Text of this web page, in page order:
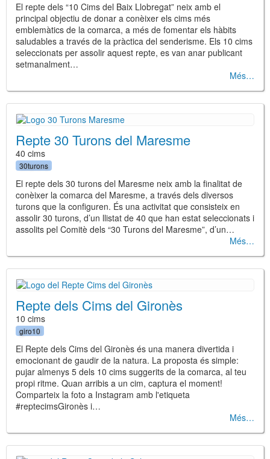
El repte dels “10 Cims del Baix Llobregat” neix amb el
principal objectiu de donar a conèixer els cims més
emblemàtics de la comarca, a més de fomentar els hàbits
saludables a través de la pràctica del senderisme. Els 10 cims
seleccionats per assolir aquest repte, es van anar publicant
setmanalment…
Més
Repte 30 Turons del Maresme
40 cims
30turons
El repte dels 30 turons del Maresme neix amb la finalitat de
conèixer la comarca del Maresme, a través dels diversos
turons que la configuren. És una activitat que consisteix en
assolir 30 turons, d’un llistat de 40 que han estat seleccionats i
assolits pel Comitè dels “30 Turons del Maresme”, d’un…
Més
Repte dels Cims del Gironès
10 cims
giro10
El Repte dels Cims del Gironès és una manera divertida i
emocionant de gaudir de la natura. La proposta és simple:
pujar almenys 5 dels 10 cims suggerits de la comarca, al teu
propi ritme. Quan arribis a un cim, captura el moment!
Comparteix la foto a Instagram amb l'etiqueta
#reptecimsGironès i…
Més